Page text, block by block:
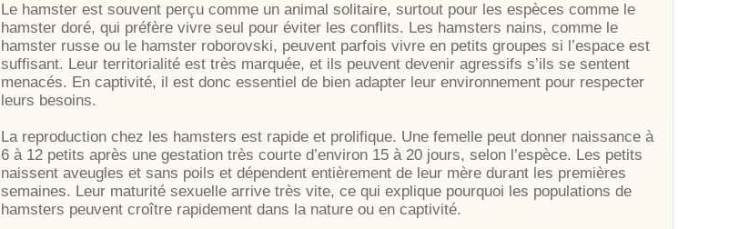
Le hamster est souvent perçu comme un animal solitaire, surtout pour les espèces comme le
hamster doré, qui préfère vivre seul pour éviter les conflits. Les hamsters nains, comme le
hamster russe ou le hamster roborovski, peuvent parfois vivre en petits groupes si l’espace est
suffisant. Leur territorialité est très marquée, et ils peuvent devenir agressifs s’ils se sentent
menacés. En captivité, il est donc essentiel de bien adapter leur environnement pour respecter
leurs besoins.
La reproduction chez les hamsters est rapide et prolifique. Une femelle peut donner naissance à
6 à 12 petits après une gestation très courte d’environ 15 à 20 jours, selon l’espèce. Les petits
naissent aveugles et sans poils et dépendent entièrement de leur mère durant les premières
semaines. Leur maturité sexuelle arrive très vite, ce qui explique pourquoi les populations de
hamsters peuvent croître rapidement dans la nature ou en captivité.